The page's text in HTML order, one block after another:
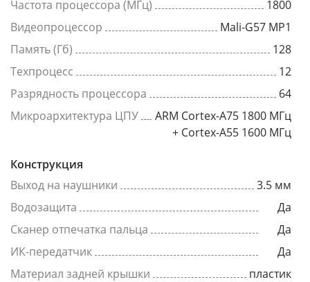
Частота процессора (МГц)
1800
Видеопроцессор
Mali-G57 MP1
Память (Гб)
128
Техпроцесс
12
Разрядность процессора
64
Микроархитектура ЦПУ
ARM Cortex-A75 1800 МГц
+ Cortex-A55 1600 МГц
Конструкция
Выход на наушники
3.5 мм
Водозащита
Да
Сканер отпечатка пальца
Да
ИК-передатчик
Да
Материал задней крышки
пластик